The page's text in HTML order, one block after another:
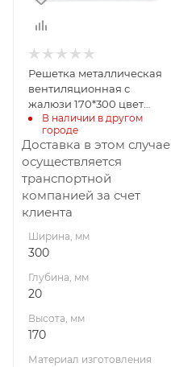
Материал
Металл
Решетка металлическая
вентиляционная с
жалюзи 170*300 цвет
Белый с/п
В наличии в другом
городе
Доставка в этом случае
осуществляется
транспортной
компанией за счет
клиента
Ширина, мм
300
Глубина, мм
20
Высота, мм
170
Материал изготовления